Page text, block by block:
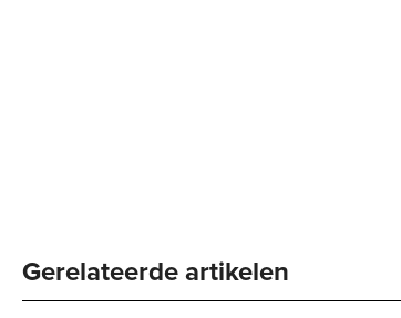
Gerelateerde artikelen